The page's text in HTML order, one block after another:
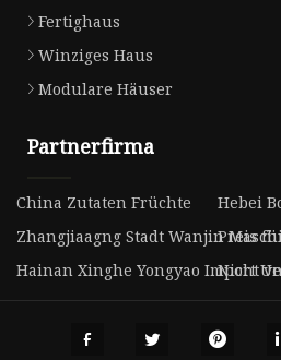
Fertighaus
Winziges Haus
Modulare Häuser
Partnerfirma
China Zutaten Früchte
Hebei
Zhangjiaagng Stadt WanjinPreis
Hainan Xinghe Yongyao Import
Nicht